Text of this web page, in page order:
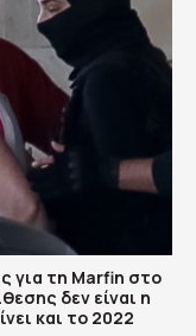
για τη Marfin στο
δεν είναι η
και το 2022